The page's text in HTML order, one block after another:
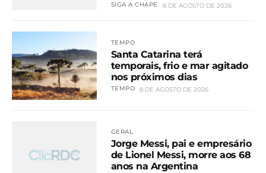
SIGA A CHAPE 8 DE AGOSTO DE 2026
TEMPO
Santa Catarina terá
temporais, frio e mar agitado
nos próximos dias
TEMPO 8 DE AGOSTO DE 2026
GERAL
Jorge Messi, pai e empresário
de Lionel Messi, morre aos 68
anos na Argentina